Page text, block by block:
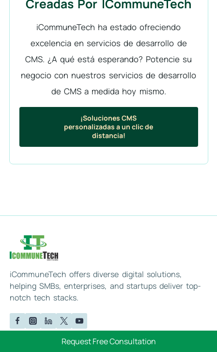
Creadas Por ICommuneTech
iCommuneTech ha estado ofreciendo
excelencia en servicios de desarrollo de
CMS. ¿A qué está esperando? Potencie su
negocio con nuestros servicios de desarrollo
de CMS a medida hoy mismo.
¡Soluciones CMS
personalizadas a un clic de
distancia!
iCommuneTech offers diverse digital solutions,
helping SMBs, enterprises, and startups deliver top-
notch tech stacks.
About CompanyRequest Free Consultation